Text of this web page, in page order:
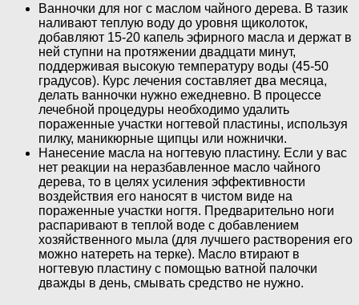
Ванночки для ног с маслом чайного дерева. В тазик
наливают теплую воду до уровня щиколоток,
добавляют 15-20 капель эфирного масла и держат в
ней ступни на протяжении двадцати минут,
поддерживая высокую температуру воды (45-50
градусов). Курс лечения составляет два месяца,
делать ванночки нужно ежедневно. В процессе
лечебной процедуры необходимо удалить
пораженные участки ногтевой пластины, используя
пилку, маникюрные щипцы или ножнички.
Нанесение масла на ногтевую пластину. Если у вас
нет реакции на неразбавленное масло чайного
дерева, то в целях усиления эффективности
воздействия его наносят в чистом виде на
пораженные участки ногтя. Предварительно ноги
распаривают в теплой воде с добавлением
хозяйственного мыла (для лучшего растворения его
можно натереть на терке). Масло втирают в
ногтевую пластину с помощью ватной палочки
дважды в день, смывать средство не нужно.